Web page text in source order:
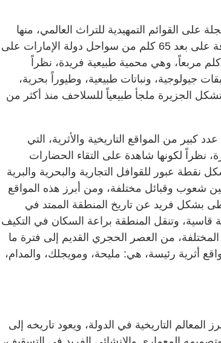
على القوائم التمهيدية للتراث العالمي، منها
جزيرة صير بونعير التي تقع في الشارقة على بعد 65 كلم من سواحل دولة الإمارات على
الخليج العربي، وتمتد على مساحة 13 كلم مربعاً، وهي محمية طبيعية فريدة، نظراً
جيولوجية، ونباتات طبيعية، وطيوراً بحرية،
تشكل الجزيرة ملجأ طبيعياً للسلاحف منذ أكثر من
من المواقع التاريخية والأثرية، التي
نظراً لكونها شاهدة على التقاء الحضارات
نقطة عبور للقوافل التجارية والبحرية والبرية
شعوب وقبائل مختلفة، ومن أبرز هذه المواقع
بشكل فريد عن تاريخ المنطقة الممتد في
وتنقل المنطقة براعة السكان في التكيف
من العصر الحجري القديم إلى فترة ما
أثرية رئيسة، هي: مليحة، ومويجلك، والمدام،
التاريخية في الدولة، ويعود تاريخه إلى